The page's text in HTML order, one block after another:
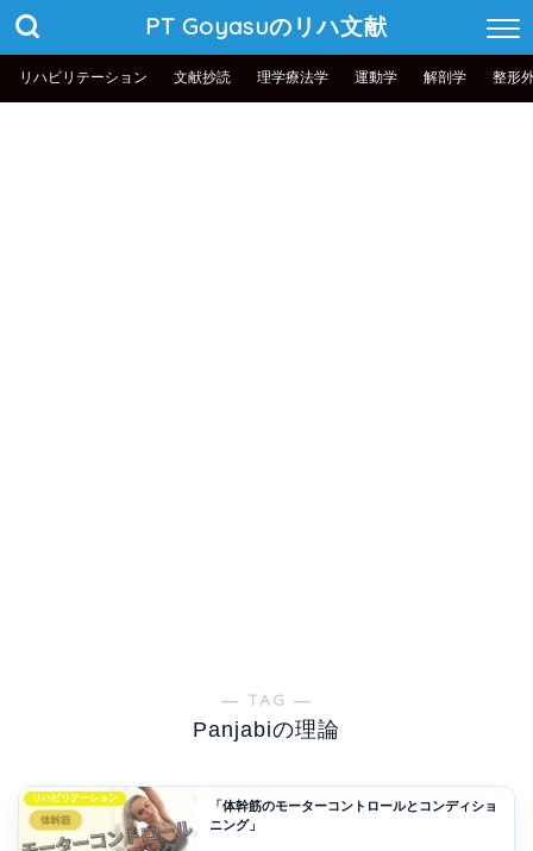
PT Goyasuのリハ文献
リハビリテーション 文献抄読 理学療法学 運動学 解剖学 整形
― TAG ―
Panjabiの理論
リハビリテーション
「体幹筋のモーターコントロールとコンディショ
ニング」